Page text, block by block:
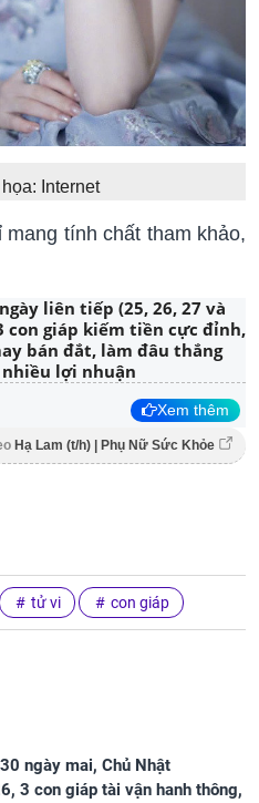
Internet
tính chất tham khảo,
liên tiếp (25, 26, 27 và
con giáp kiếm tiền cực đỉnh,
bán đắt, làm đâu thắng
lợi nhuận
Xem thêm
Hạ Lam (t/h) | Phụ Nữ Sức Khỏe
tử vi con giáp
ngày mai, Chủ Nhật
3 con giáp tài vận hanh thông,